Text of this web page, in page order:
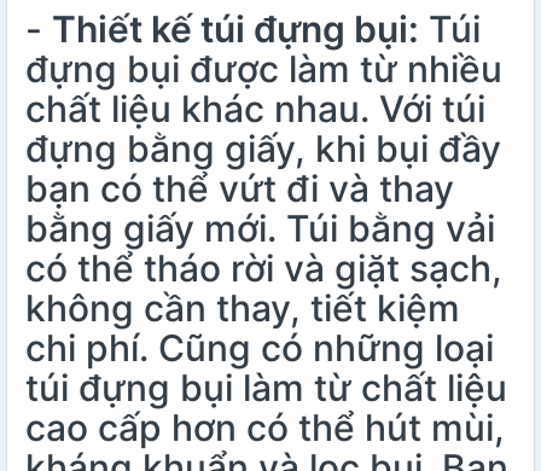
- Thiết kế túi đựng bụi: Túi
đựng bụi được làm từ nhiều
chất liệu khác nhau. Với túi
đựng bằng giấy, khi bụi đầy
bạn có thể vứt đi và thay
bằng giấy mới. Túi bằng vải
có thể tháo rời và giặt sạch,
không cần thay, tiết kiệm
chi phí. Cũng có những loại
túi đựng bụi làm từ chất liệu
cao cấp hơn có thể hút mùi,